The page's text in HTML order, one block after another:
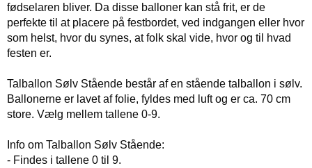
fødselaren bliver. Da disse balloner kan stå frit, er de
perfekte til at placere på festbordet, ved indgangen eller hvor
som helst, hvor du synes, at folk skal vide, hvor og til hvad
festen er.
Talballon Sølv Stående består af en stående talballon i sølv.
Ballonerne er lavet af folie, fyldes med luft og er ca. 70 cm
store. Vælg mellem tallene 0-9.
Info om Talballon Sølv Stående:
- Findes i tallene 0 til 9.